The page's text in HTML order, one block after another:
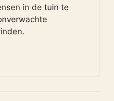
in de tuin te